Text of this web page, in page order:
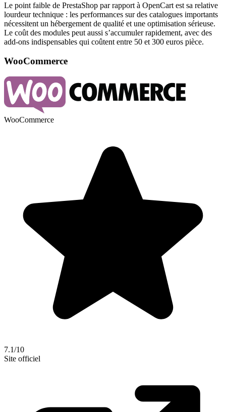
Le point faible de PrestaShop par rapport à OpenCart est sa relative
lourdeur technique : les performances sur des catalogues importants
nécessitent un hébergement de qualité et une optimisation sérieuse.
Le coût des modules peut aussi s’accumuler rapidement, avec des
add-ons indispensables qui coûtent entre 50 et 300 euros pièce.
WooCommerce
WooCommerce
7.1/10
Site officiel